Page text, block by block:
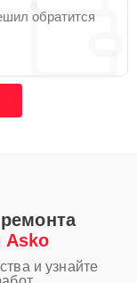
обратится
Asko
и узнайте